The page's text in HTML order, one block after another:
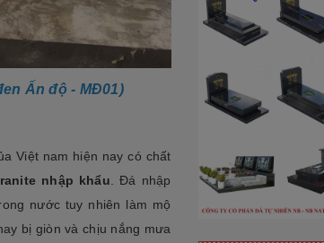
không chỉ là việc
dục sinh thành
ông bà cha mẹ
hạng mục nhận diện thương hiệu, nó
còn...
Ấn độ - MĐ01)
Việt nam hiện nay có chất
nhập khẩu . Đá nhập
nước tuy nhiên làm mộ
bị giòn và chịu nắng mưa